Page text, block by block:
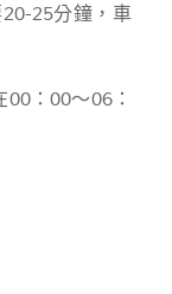
25分鐘，車
：00〜06：